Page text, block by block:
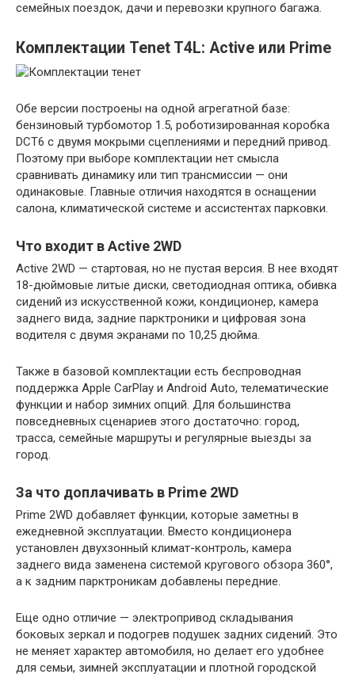
семейных поездок, дачи и перевозки крупного багажа.
Комплектации Tenet T4L: Active или Prime
Обе версии построены на одной агрегатной базе:
бензиновый турбомотор 1.5, роботизированная коробка
DCT6 с двумя мокрыми сцеплениями и передний привод.
Поэтому при выборе комплектации нет смысла
сравнивать динамику или тип трансмиссии — они
одинаковые. Главные отличия находятся в оснащении
салона, климатической системе и ассистентах парковки.
Что входит в Active 2WD
Active 2WD — стартовая, но не пустая версия. В нее входят
18-дюймовые литые диски, светодиодная оптика, обивка
сидений из искусственной кожи, кондиционер, камера
заднего вида, задние парктроники и цифровая зона
водителя с двумя экранами по 10,25 дюйма.
Также в базовой комплектации есть беспроводная
поддержка Apple CarPlay и Android Auto, телематические
функции и набор зимних опций. Для большинства
повседневных сценариев этого достаточно: город,
трасса, семейные маршруты и регулярные выезды за
город.
За что доплачивать в Prime 2WD
Prime 2WD добавляет функции, которые заметны в
ежедневной эксплуатации. Вместо кондиционера
установлен двухзонный климат-контроль, камера
заднего вида заменена системой кругового обзора 360°,
а к задним парктроникам добавлены передние.
Еще одно отличие — электропривод складывания
боковых зеркал и подогрев подушек задних сидений. Это
не меняет характер автомобиля, но делает его удобнее
для семьи, зимней эксплуатации и плотной городской